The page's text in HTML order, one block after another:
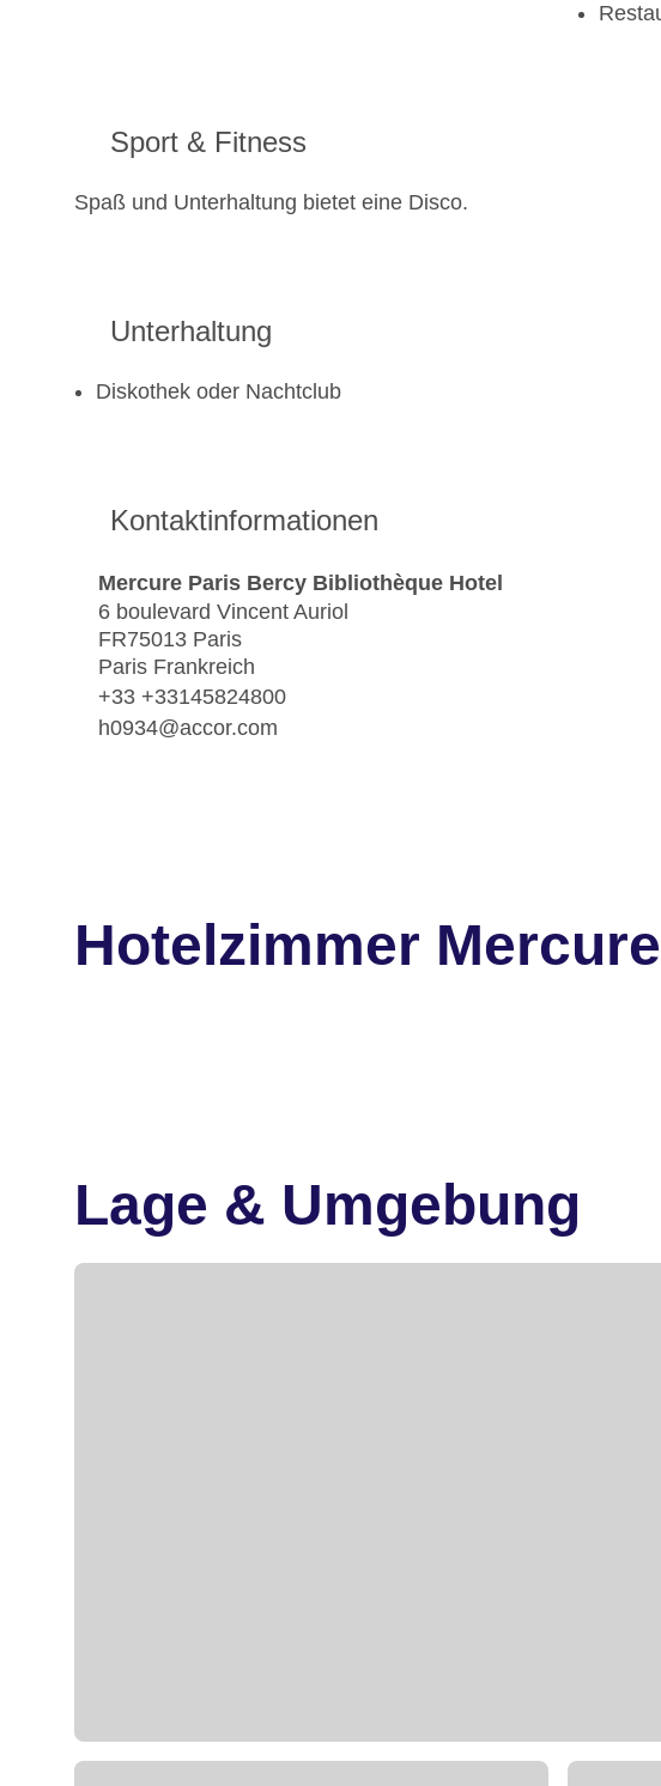
Sport & Fitness
Spaß und Unterhaltung bietet eine Disco.
Unterhaltung
Diskothek oder Nachtclub
Kontaktinformationen
Mercure Paris Bercy Bibliothèque Hotel
6 boulevard Vincent Auriol
FR75013 Paris
Paris Frankreich
+33 +33145824800
h0934@accor.com
Hotelzimmer
Lage & Umgebung